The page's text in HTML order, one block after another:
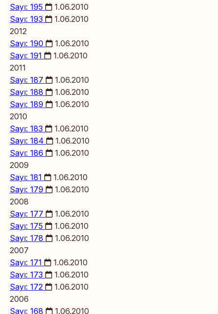
Sayı: 195
1.06.2010
Sayı: 193
1.06.2010
2012
Sayı: 190
1.06.2010
Sayı: 191
1.06.2010
2011
Sayı: 187
1.06.2010
Sayı: 188
1.06.2010
Sayı: 189
1.06.2010
2010
Sayı: 183
1.06.2010
Sayı: 184
1.06.2010
Sayı: 186
1.06.2010
2009
Sayı: 181
1.06.2010
Sayı: 179
1.06.2010
2008
Sayı: 177
1.06.2010
Sayı: 175
1.06.2010
Sayı: 178
1.06.2010
2007
Sayı: 171
1.06.2010
Sayı: 173
1.06.2010
Sayı: 172
1.06.2010
2006
Sayı: 168
1.06.2010